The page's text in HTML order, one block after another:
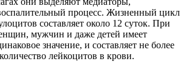
процесс. Жизненный цикл
составляет около 12 суток. При
мужчин и даже детей имеет
значение, и составляет не более
лейкоцитов в крови.